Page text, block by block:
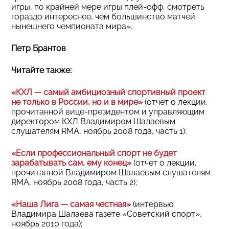
игры, по крайней мере игры плей-офф, смотреть
гораздо интереснее, чем большинство матчей
нынешнего чемпионата мира».
Петр Брантов
Читайте также:
«КХЛ — самый амбициозный спортивный проект
не только в России, но и в мире»(отчет о лекции,
прочитанной вице-президентом и управляющим
директором КХЛ Владимиром Шалаевым
слушателям RMA, ноябрь 2008 года, часть 1);
«Если профессиональный спорт не будет
зарабатывать сам, ему конец»(отчет о лекции,
прочитанной Владимиром Шалаевым слушателям
RMA, ноябрь 2008 года, часть 2);
«Наша Лига — самая честная»(интервью
Владимира Шалаева газете «Советский спорт»,
ноябрь 2010 года);